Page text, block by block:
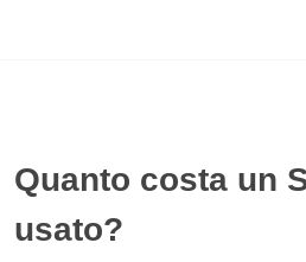
Quanto costa un
usato?